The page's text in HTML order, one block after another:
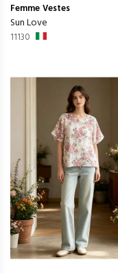
FemmeVestes
Sun Love
11130